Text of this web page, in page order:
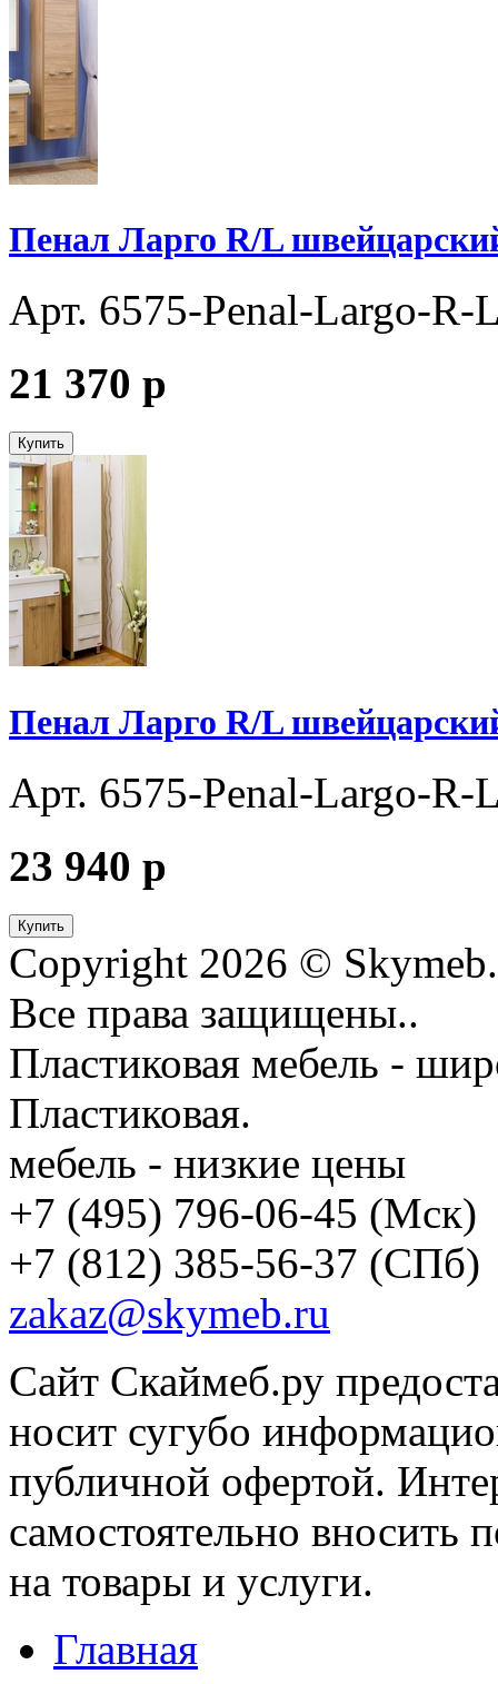
Пенал Ларго R/L
Арт. 6575-Penal-Largo-R-
21 370 p
Купить
Пенал Ларго R/L
Арт. 6575-Penal-Largo-
23 940 p
Купить
Copyright 2026 ©
Все права защищены..
Пластиковая мебель -
Пластиковая.
мебель - низкие цены
+7 (495) 796-06-45 (Мск)
+7 (812) 385-56-37 (СПб)
zakaz@skymeb.ru
Сайт Скаймеб.ру
носит сугубо
публичной офертой.
самостоятельно вносить
на товары и услуги.
Главная